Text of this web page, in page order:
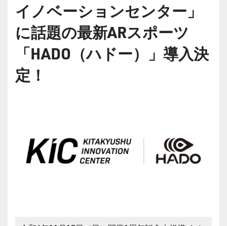
イノベーションセンター」
に話題の最新ARスポーツ
「HADO（ハドー）」導入決
定！